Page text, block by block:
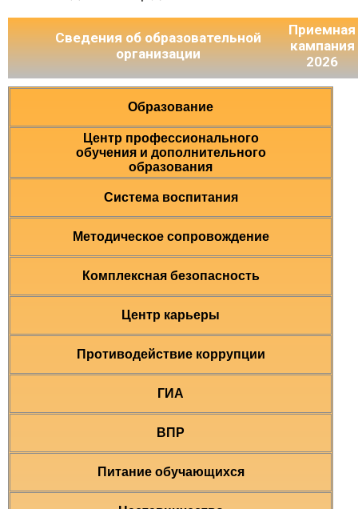
Сведения об образовательной
организации
Приемная
кампания
2026
Образование
Центр профессионального
обучения и дополнительного
образования
Система воспитания
Методическое сопровождение
Комплексная безопасность
Центр карьеры
Противодействие коррупции
ГИА
ВПР
Питание обучающихся